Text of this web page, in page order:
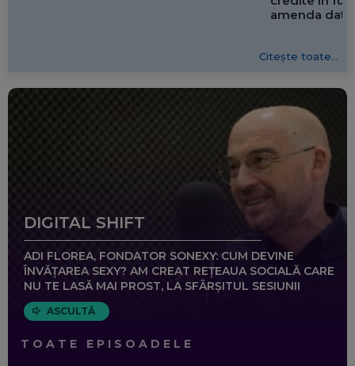
amenda
Citește toate...
DIGITAL SHIFT
ADI FLOREA, FONDATOR SONEXY: CUM DEVINE
ÎNVĂȚAREA SEXY? AM CREAT REȚEAUA SOCIALĂ CARE
NU TE LASĂ MAI PROST, LA SFÂRȘITUL SESIUNII
ASCULTĂ
TOATE EPISOADELE